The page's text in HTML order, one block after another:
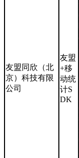
友盟同欣（北
京）科技有限
公司
友盟
+移
动统
计S
DK